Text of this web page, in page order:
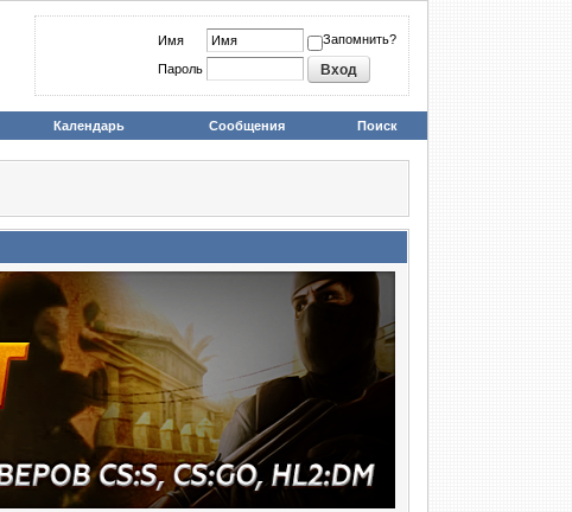
Имя Запомнить?
Пароль
Календарь Сообщения Поиск